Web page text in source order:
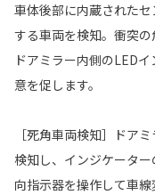
車体後部に内蔵された
する車両を検知。衝突の
ドアミラー内側のLED
意を促します。
［死角車両検知］ドア
検知し、インジケータ
向指示器を操作して車